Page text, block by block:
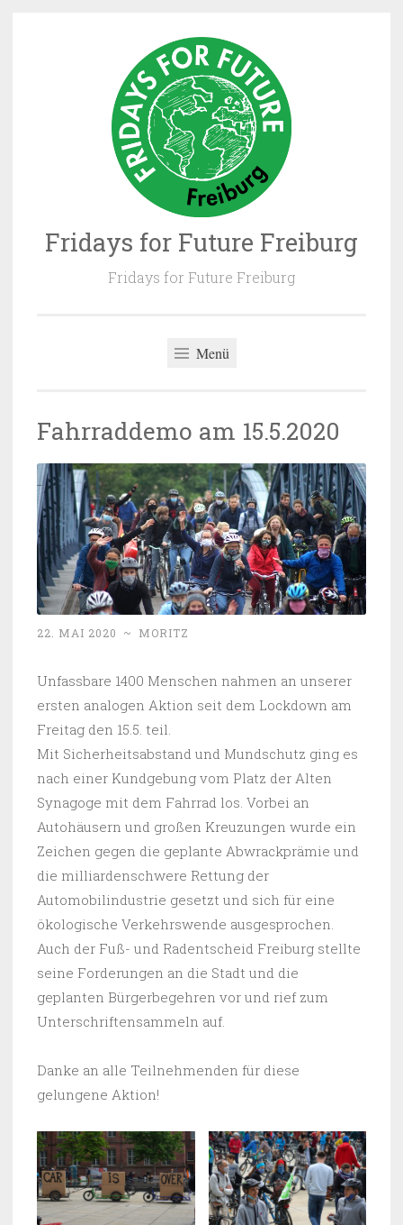
Fridays for Future Freiburg
Fridays for Future Freiburg
Menü
Fahrraddemo am 15.5.2020
22. MAI 2020 ~ MORITZ
Unfassbare 1400 Menschen nahmen an unserer
ersten analogen Aktion seit dem Lockdown am
Freitag den 15.5. teil.
Mit Sicherheitsabstand und Mundschutz ging es
nach einer Kundgebung vom Platz der Alten
Synagoge mit dem Fahrrad los. Vorbei an
Autohäusern und großen Kreuzungen wurde ein
Zeichen gegen die geplante Abwrackprämie und
die milliardenschwere Rettung der
Automobilindustrie gesetzt und sich für eine
ökologische Verkehrswende ausgesprochen.
Auch der Fuß- und Radentscheid Freiburg stellte
seine Forderungen an die Stadt und die
geplanten Bürgerbegehren vor und rief zum
Unterschriftensammeln auf.
Danke an alle Teilnehmenden für diese
gelungene Aktion!